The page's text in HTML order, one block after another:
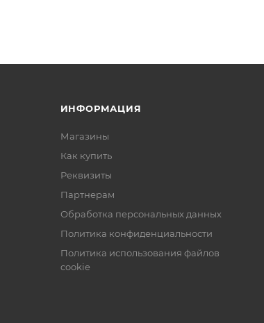
ИНФОРМАЦИЯ
Магазины
Как купить
Реквизиты
Партнерам
Обработка персональных данных
Политика конфиденциальности
Политика использования файлов
cookie